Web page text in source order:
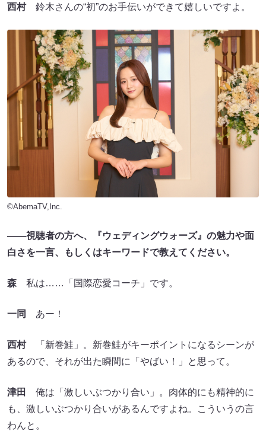
西村鈴木さんの“初”のお手伝いができて嬉しいですよ。
©AbemaTV,Inc.
――視聴者の方へ、『ウェディングウォーズ』の魅力や面
白さを一言、もしくはキーワードで教えてください。
森 私は……「国際恋愛コーチ」です。
一同 あー！
西村「新巻鮭」。新巻鮭がキーポイントになるシーンが
あるので、それが出た瞬間に「やばい！」と思って。
津田
俺は「激しいぶつかり合い」。肉体的にも精神的に
も、激しいぶつかり合いがあるんですよね。こういうの言
わんと。